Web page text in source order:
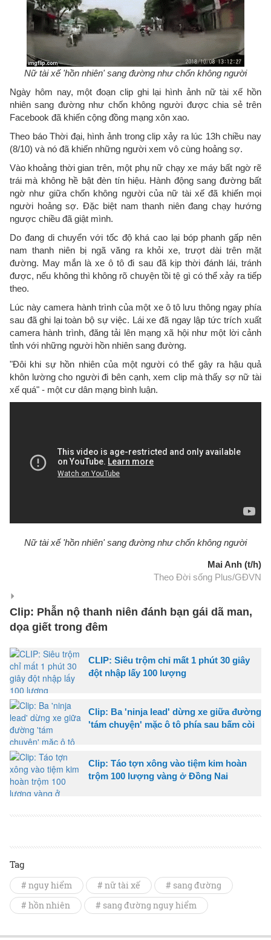
Nữ tài xế 'hồn nhiên' sang đường như chốn không người
Ngày hôm nay, một đoạn clip ghi lại hình ảnh nữ tài xế hồn
nhiên sang đường như chốn không người được chia sẻ trên
Facebook đã khiến cộng đồng mạng xôn xao.
Theo báo Thời đại, hình ảnh trong clip xảy ra lúc 13h chiều nay
(8/10) và nó đã khiến những người xem vô cùng hoảng sợ.
Vào khoảng thời gian trên, một phụ nữ chạy xe máy bất ngờ rẽ
trái mà không hề bật đèn tín hiệu. Hành động sang đường bất
ngờ như giữa chốn không người của nữ tài xế đã khiến mọi
người hoảng sợ. Đặc biệt nam thanh niên đang chạy hướng
ngược chiều đã giật mình.
Do đang di chuyển với tốc độ khá cao lại bóp phanh gấp nên
nam thanh niên bị ngã văng ra khỏi xe, trượt dài trên mặt
đường. May mắn là xe ô tô đi sau đã kịp thời đánh lái, tránh
được, nếu không thì không rõ chuyện tồi tệ gì có thể xảy ra tiếp
theo.
Lúc này camera hành trình của một xe ô tô lưu thông ngay phía
sau đã ghi lại toàn bộ sự việc. Lái xe đã ngay lập tức trích xuất
camera hành trình, đăng tải lên mạng xã hội như một lời cảnh
tỉnh với những người hồn nhiên sang đường.
"Đôi khi sự hồn nhiên của một người có thể gây ra hậu quả
khôn lường cho người đi bên cạnh, xem clip mà thấy sợ nữ tài
xế quá" - một cư dân mạng bình luận.
Nữ tài xế 'hồn nhiên' sang đường như chốn không người
Mai Anh (t/h)
Theo Đời sống Plus/GĐVN
Clip: Phẫn nộ thanh niên đánh bạn gái dã man,
dọa giết trong đêm
CLIP: Siêu trộm chỉ mất 1 phút 30 giây
đột nhập lấy 100 lượng
Clip: Ba 'ninja lead' dừng xe giữa đường
'tám chuyện' mặc ô tô phía sau bấm còi
Clip: Táo tợn xông vào tiệm kim hoàn
trộm 100 lượng vàng ở Đồng Nai
Tag
# nguy hiểm # nữ tài xế
# sang đường
# hồn nhiên
# sang đường nguy hiểm